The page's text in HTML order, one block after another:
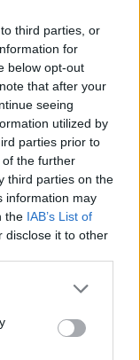
third parties, or
for
below opt-out
that after your
seeing
utilized by
parties prior to
the further
third parties on the
information may
the IAB’s List of
disclose it to other
és sok-